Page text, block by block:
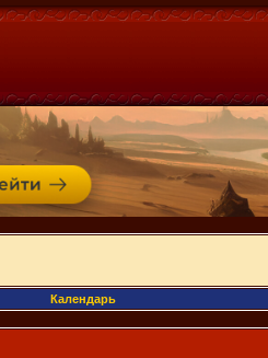
Календарь